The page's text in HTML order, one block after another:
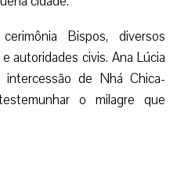
Bispos, diversos
autoridades civis. Ana Lúcia
intercessão de Nhá Chica-
o milagre que